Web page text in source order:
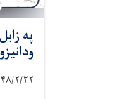
په
۲۲